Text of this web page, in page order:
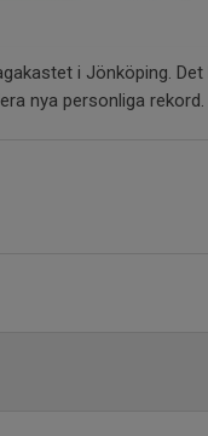
i Jönköping. Det
nya personliga rekord.